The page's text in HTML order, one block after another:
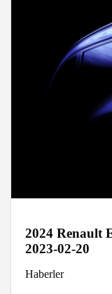
2024 Renault
2023-02-20
Haberler